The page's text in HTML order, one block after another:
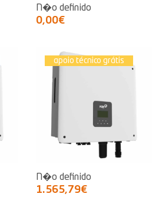
N�o definido
0,00€
apoio técnico grátis
N�o definido
1.565,79€